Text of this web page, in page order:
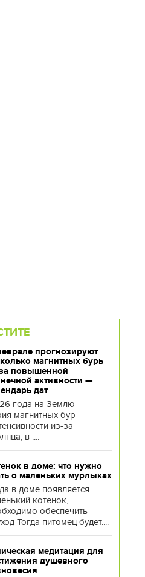
прогнозируют
магнитных бурь
повышенной
активности —
дат
года на Землю
магнитных бур
из-за
в ....
в доме: что нужно
о маленьких мурлыках
в доме появляется
котенок,
обеспечить
Тогда питомец будет....
медитация для
душевного